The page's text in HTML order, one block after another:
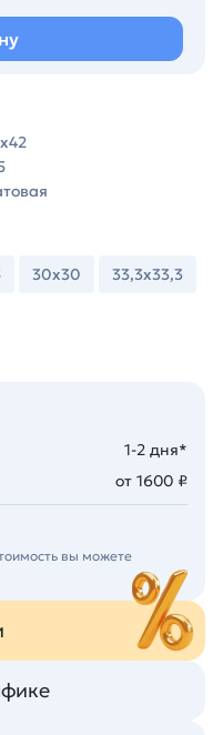
30х30 33,3х33,3
1-2 дня*
от 1600 ₽
вы можете